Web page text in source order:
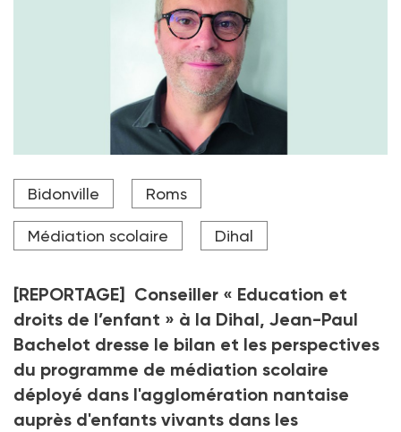
Jean-Paul Bachelot, conseiller « Education et droits
de l’enfant » à la Dihal, insiste sur la nécessité de
Crédit photo DR
Bidonville Roms
Médiation scolaire Dihal
[REPORTAGE] Conseiller « Education et
droits de l’enfant » à la Dihal, Jean-Paul
Bachelot dresse le bilan et les perspectives
du programme de médiation scolaire
déployé dans l'agglomération nantaise
auprès d'enfants vivants dans les